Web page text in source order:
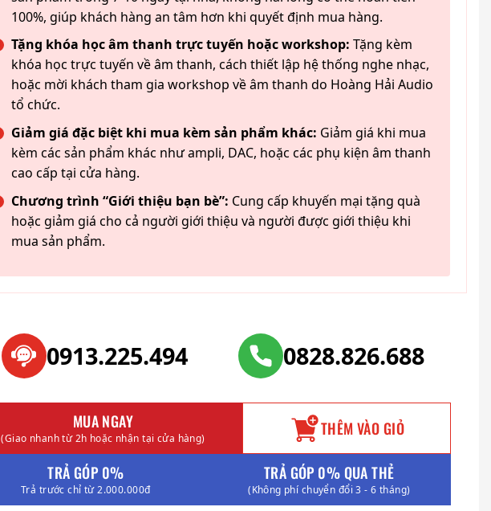
100%, giúp khách hàng an tâm hơn khi quyết định mua hàng.
Tặng khóa học âm thanh trực tuyến hoặc workshop: Tặng kèm
khóa học trực tuyến về âm thanh, cách thiết lập hệ thống nghe nhạc,
hoặc mời khách tham gia workshop về âm thanh do Hoàng Hải Audio
tổ chức.
Giảm giá đặc biệt khi mua kèm sản phẩm khác: Giảm giá khi mua
kèm các sản phẩm khác như ampli, DAC, hoặc các phụ kiện âm thanh
cao cấp tại cửa hàng.
Chương trình “Giới thiệu bạn bè”: Cung cấp khuyến mại tặng quà
hoặc giảm giá cho cả người giới thiệu và người được giới thiệu khi
mua sản phẩm.
0913.225.494 0828.826.688
MUA NGAY
(Giao nhanh từ 2h hoặc nhận tại cửa hàng) THÊM VÀO GIỎ
TRẢ GÓP 0%
Trả trước chỉ từ 2.000.000đ
TRẢ GÓP 0% QUA THẺ
(Không phí chuyển đổi 3 - 6 tháng)